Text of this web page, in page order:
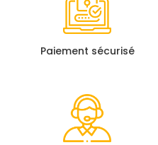
Paiement sécurisé